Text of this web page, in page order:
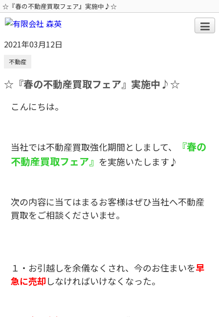
☆『春の不動産買取フェア』実施中♪☆
2021年03月12日
不動産
☆『春の不動産買取フェア』実施中♪☆
こんにちは。
当社では不動産買取強化期間としまして、
『春の
不動産買取フェア』 を実施いたします♪
次の内容に当てはまるお客様はぜひ当社へ不動産
買取をご相談くださいませ。
１・お引越しを余儀なくされ、今のお住まいを早
急に売却しなければいけなくなった。